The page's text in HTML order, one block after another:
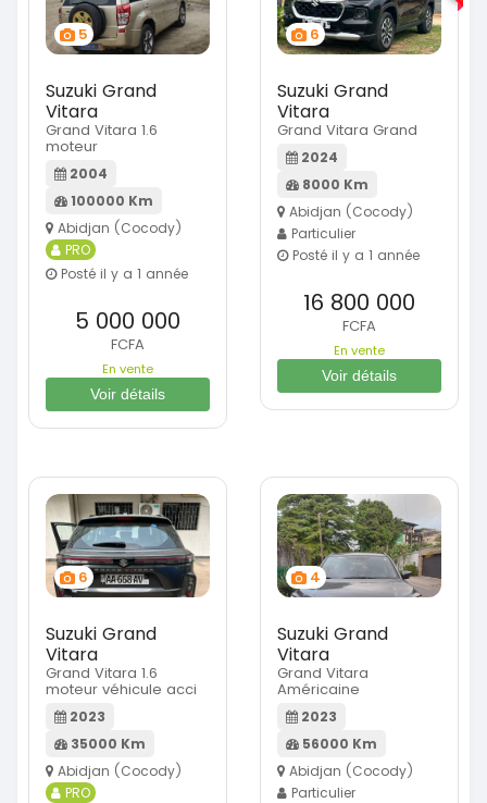
5
Suzuki Grand
Vitara
Grand Vitara 1.6
moteur
2004
100000 Km
Abidjan (Cocody)
PRO
Posté il y a 1 année
5 000 000
FCFA
En vente
Voir détails
6
Suzuki Grand
Vitara
Grand Vitara Grand
2024
8000 Km
Abidjan (Cocody)
Particulier
Posté il y a 1 année
16 800 000
FCFA
En vente
Voir détails
6
Suzuki Grand
Vitara
Grand Vitara 1.6
moteur véhicule acci
2023
35000 Km
Abidjan (Cocody)
PRO
4
Suzuki Grand
Vitara
Grand Vitara
Américaine
2023
56000 Km
Abidjan (Cocody)
Particulier